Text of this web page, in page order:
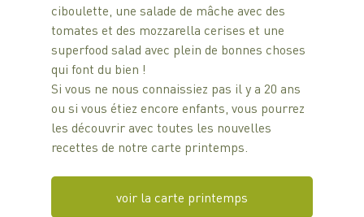
ciboulette, une salade de mâche avec des
tomates et des mozzarella cerises et une
superfood salad avec plein de bonnes choses
qui font du bien !
Si vous ne nous connaissiez pas il y a 20 ans
ou si vous étiez encore enfants, vous pourrez
les découvrir avec toutes les nouvelles
recettes de notre carte printemps.
voir la carte printemps